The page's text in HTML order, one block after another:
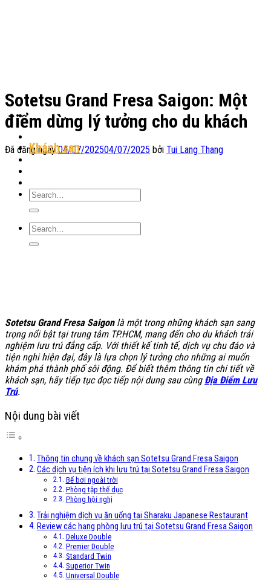
Địa Điểm Lưu Trú
Khách sạn
Homestay
Sotetsu Grand Fresa Saigon: Một
điểm dừng lý tưởng cho du khách
Đã đăng ngày04/07/202504/07/2025 bởi Tui Lang Thang
Sotetsu Grand Fresa Saigonlà một trong những khách sạn sang
trọng nổi bật tại trung tâm TP.HCM, mang đến cho du khách trải
nghiệm lưu trú đẳng cấp. Với thiết kế tinh tế, dịch vụ chu đáo và
tiện nghi hiện đại, đây là lựa chọn lý tưởng cho những ai muốn
khám phá thành phố sôi động. Để biết thêm thông tin chi tiết về
khách sạn, hãy tiếp tục đọc tiếp nội dung sau cùng Địa Điểm Lưu
Trú.
Nội dung bài viết
Thông tin chung về khách sạn Sotetsu Grand Fresa Saigon
Các dịch vụ tiện ích khi lưu trú tại Sotetsu Grand Fresa Saigon
Bể bơi ngoài trời
Phòng tập thể dục
Phòng hội nghị
Trải nghiệm dịch vụ ăn uống tại Sharaku Japanese Restaurant
Review các hạng phòng lưu trú tại Sotetsu Grand Fresa Saigon
Deluxe Double
Premier Double
Standard Twin
Superior Twin
Universal Double